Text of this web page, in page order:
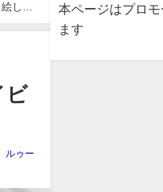
して
ビ
ルゥー
本ページはプロ
ます